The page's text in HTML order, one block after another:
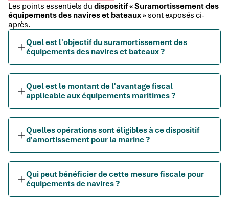
Les points essentiels du dispositif « Suramortissement des
équipements des navires et bateaux » sont exposés ci-
après.
Quel est l'objectif du suramortissement des
équipements des navires et bateaux ?
Quel est le montant de l'avantage fiscal
applicable aux équipements maritimes ?
Quelles opérations sont éligibles à ce dispositif
d'amortissement pour la marine ?
Qui peut bénéficier de cette mesure fiscale pour
équipements de navires ?